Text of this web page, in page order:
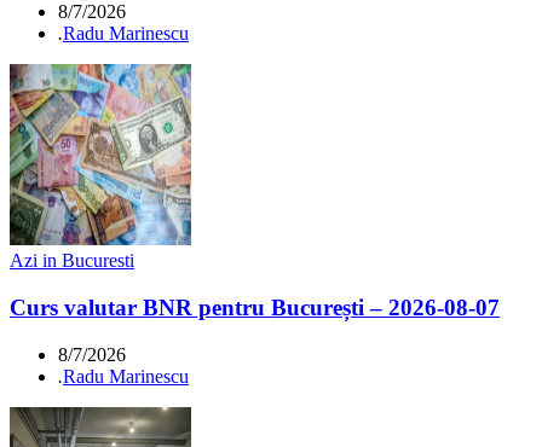
8/7/2026
.Radu Marinescu
Azi in Bucuresti
Curs valutar BNR pentru București – 2026-08-07
8/7/2026
.Radu Marinescu